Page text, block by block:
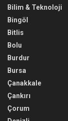
Bilim & Teknoloji
Bingöl
Bitlis
Bolu
Burdur
Bursa
Çanakkale
Çankırı
Çorum